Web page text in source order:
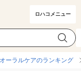
ロハコメニュー
カテゴリ選択
ーラルケアのランキング